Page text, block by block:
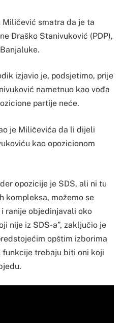
smatra da je ta
Draško Stanivuković (PDP),
izjavio je, podsjetimo, prije
nametnuo kao vođa
partije neće.
je Miličevića da li dijeli
kao opozicionom
opozicije je SDS, ali ni tu
kompleksa, možemo se
ranije objedinjavali oko
nije iz SDS-a”, zaključio je
opštim izborima
trebaju biti oni koji